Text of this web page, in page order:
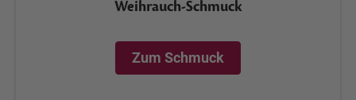
Weihrauch-Schmuck
Zum Schmuck